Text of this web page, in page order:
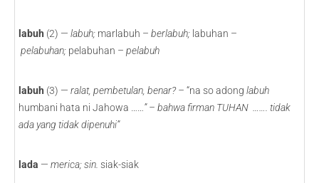
labuh (2) — labuh; marlabuh – berlabuh; labuhan –
pelabuhan; pelabuhan – pelabuh
labuh (3) — ralat, pembetulan, benar? – “na so adong labuh
humbani hata ni Jahowa …… ” – bahwa firman TUHAN ……. tidak
ada yang tidak dipenuhi”
lada — merica; sin. siak-siak